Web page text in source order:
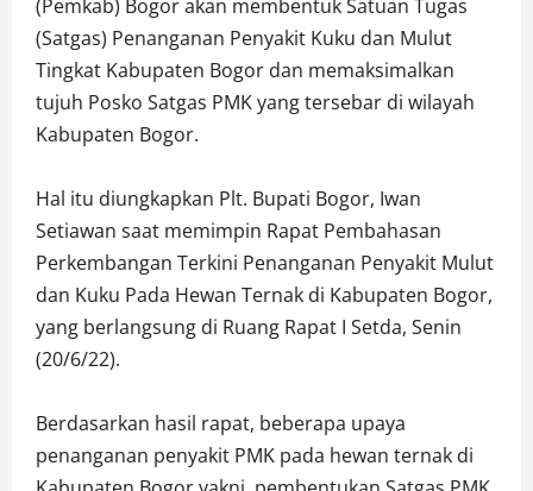
(Pemkab) Bogor akan membentuk Satuan Tugas
(Satgas) Penanganan Penyakit Kuku dan Mulut
Tingkat Kabupaten Bogor dan memaksimalkan
tujuh Posko Satgas PMK yang tersebar di wilayah
Kabupaten Bogor.
Hal itu diungkapkan Plt. Bupati Bogor, Iwan
Setiawan saat memimpin Rapat Pembahasan
Perkembangan Terkini Penanganan Penyakit Mulut
dan Kuku Pada Hewan Ternak di Kabupaten Bogor,
yang berlangsung di Ruang Rapat I Setda, Senin
(20/6/22).
Berdasarkan hasil rapat, beberapa upaya
penanganan penyakit PMK pada hewan ternak di